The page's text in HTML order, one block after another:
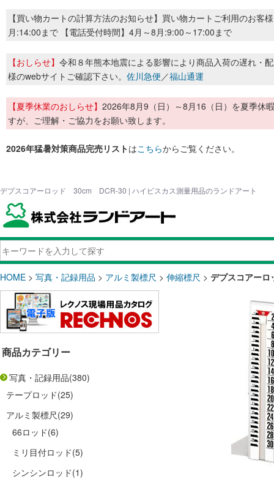
【買い物カートの計算方法のお知らせ】買い物カートご利用のお客
月:14:00まで 【電話受付時間】4月～8月:9:00～17:00まで
【おしらせ】 令和８年熊本地震による影響により商品入荷の遅れ・
様のwebサイトご確認下さい。 佐川急便／福山通運
【夏季休業のおしらせ】 2026年8月9（日）～8月16（日）を夏季休
すが、ご理解・ご協力をお願い致します。
2026年猛暑対策商品完売リストはこちらからご覧ください。
デプスコアーロッド 30cm DCR-30 | ハイビスカス測量用品のランドアート
HOME > 写真・記録用品 > アルミ製標尺 > 伸縮標尺 > デプスコアー
商品カテゴリー
写真・記録用品(380)
テープロッド(25)
アルミ製標尺(29)
66ロッド(6)
ミリ目付ロッド(5)
シンシンロッド(1)